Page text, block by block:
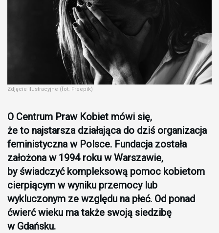
Zdjęcie ilustracyjne (fot. Freepik)
O Centrum Praw Kobiet mówi się,
że to najstarsza działająca do dziś organizacja
feministyczna w Polsce. Fundacja została
założona w 1994 roku w Warszawie,
by świadczyć kompleksową pomoc kobietom
cierpiącym w wyniku przemocy lub
wykluczonym ze względu na płeć. Od ponad
ćwierć wieku ma także swoją siedzibę
w Gdańsku.